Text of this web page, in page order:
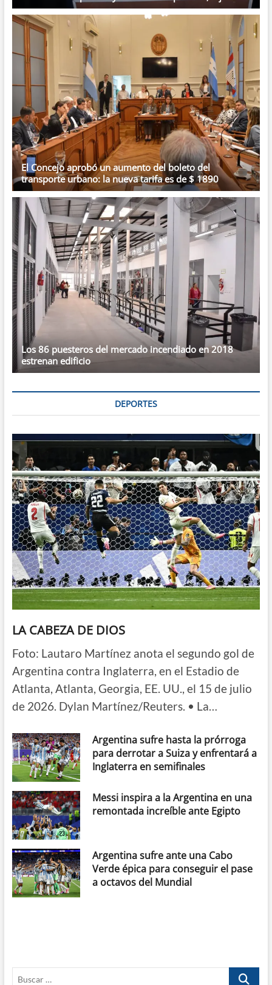
El Concejo aprobó un aumento del boleto del
transporte urbano: la nueva tarifa es de $ 1890
Los 86 puesteros del mercado incendiado en 2018
estrenan edificio
DEPORTES
LA CABEZA DE DIOS
Foto: Lautaro Martínez anota el segundo gol de
Argentina contra Inglaterra, en el Estadio de
Atlanta, Atlanta, Georgia, EE. UU., el 15 de julio
de 2026. Dylan Martínez/Reuters. • La…
Argentina sufre hasta la prórroga
para derrotar a Suiza y enfrentará a
Inglaterra en semifinales
Messi inspira a la Argentina en una
remontada increíble ante Egipto
Argentina sufre ante una Cabo
Verde épica para conseguir el pase
a octavos del Mundial
Buscar